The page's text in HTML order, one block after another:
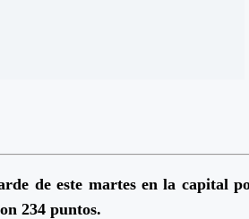
de este martes en la capital
234 puntos.